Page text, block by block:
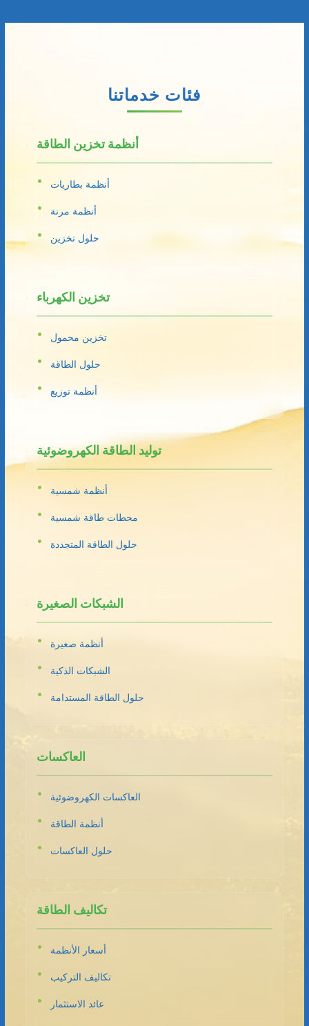
فئات خدماتنا
أنظمة تخزين الطاقة
أنظمة بطاريات
أنظمة مرنة
حلول تخزين
تخزين الكهرباء
تخزين محمول
حلول الطاقة
أنظمة توزيع
توليد الطاقة الكهروضوئية
أنظمة شمسية
محطات طاقة شمسية
حلول الطاقة المتجددة
الشبكات الصغيرة
أنظمة صغيرة
الشبكات الذكية
حلول الطاقة المستدامة
العاكسات
العاكسات الكهروضوئية
أنظمة الطاقة
حلول العاكسات
تكاليف الطاقة
أسعار الأنظمة
تكاليف التركيب
عائد الاستثمار